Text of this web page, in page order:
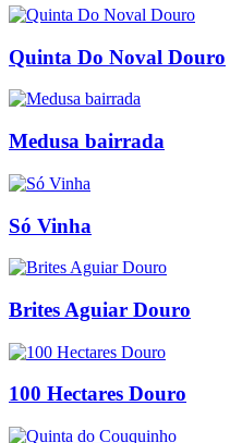
Quinta Do Noval Douro
Medusa bairrada
Só Vinha
Brites Aguiar Douro
100 Hectares Douro